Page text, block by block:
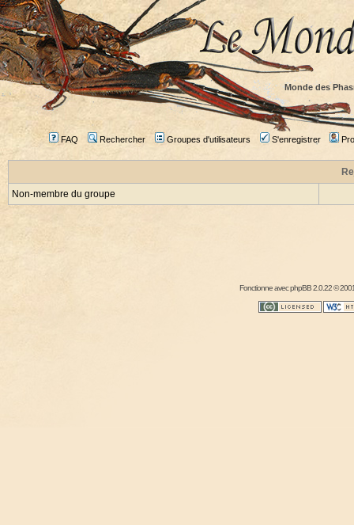
Monde des
FAQ Rechercher Groupes d'utilisateurs S'enregistrer
Non-membre du groupe
Fonctionne avecphpBB2.0.22 ©